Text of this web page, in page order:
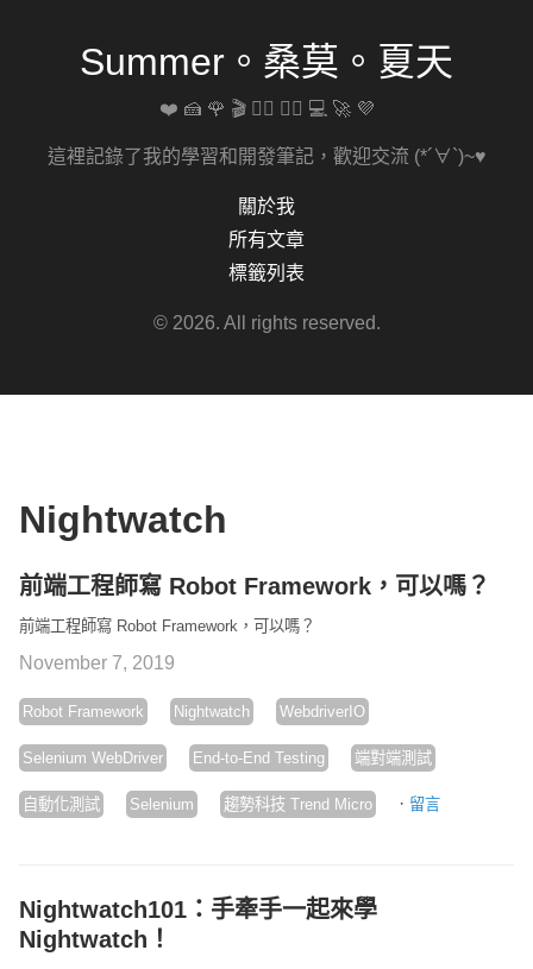
Summer。桑莫。夏天
❤️ 🍰 🌹 🎬 🚴‍♀️ 🏋️‍♀️ 💻 🚀 💜
這裡記錄了我的學習和開發筆記，歡迎交流 (*´∀`)~♥
關於我
所有文章
標籤列表
© 2026. All rights reserved.
Nightwatch
前端工程師寫 Robot Framework，可以嗎？
前端工程師寫 Robot Framework，可以嗎？
November 7, 2019
Robot Framework Nightwatch WebdriverIO
Selenium WebDriver End-to-End Testing 端對端測試
自動化測試 Selenium 趨勢科技 Trend Micro · 留言
Nightwatch101：手牽手一起來學
Nightwatch！